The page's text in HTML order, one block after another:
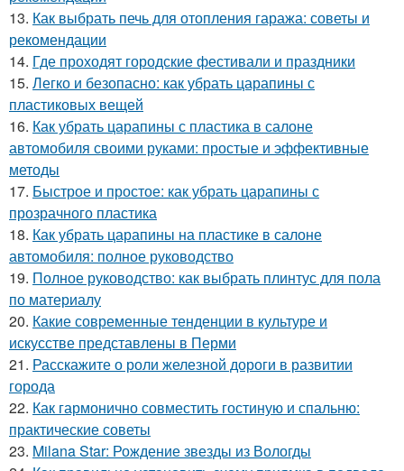
13. Как выбрать печь для отопления гаража: советы и
рекомендации
14. Где проходят городские фестивали и праздники
15. Легко и безопасно: как убрать царапины с
пластиковых вещей
16. Как убрать царапины с пластика в салоне
автомобиля своими руками: простые и эффективные
методы
17. Быстрое и простое: как убрать царапины с
прозрачного пластика
18. Как убрать царапины на пластике в салоне
автомобиля: полное руководство
19. Полное руководство: как выбрать плинтус для пола
по материалу
20. Какие современные тенденции в культуре и
искусстве представлены в Перми
21. Расскажите о роли железной дороги в развитии
города
22. Как гармонично совместить гостиную и спальню:
практические советы
23. Milana Star: Рождение звезды из Вологды